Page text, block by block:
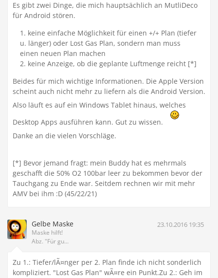
Es gibt zwei Dinge, die mich hauptsächlich an MutliDeco
für Android stören.
keine einfache Möglichkeit für einen +/+ Plan (tiefer
u. länger) oder Lost Gas Plan, sondern man muss
einen neuen Plan machen
keine Anzeige, ob die geplante Luftmenge reicht [*]
Beides für mich wichtige Informationen. Die Apple Version
scheint auch nicht mehr zu liefern als die Android Version.
Also läuft es auf ein Windows Tablet hinaus, welches
Desktop Apps ausführen kann. Gut zu wissen.
Danke an die vielen Vorschläge.
[*] Bevor jemand fragt: mein Buddy hat es mehrmals
geschafft die 50% O2 100bar leer zu bekommen bevor der
Tauchgang zu Ende war. Seitdem rechnen wir mit mehr
AMV bei ihm :D (45/22/21)
Gelbe Maske
Maske hilft!
Abz. "Für gu...
23.10.2016 19:35
Zu 1.: Tiefer/lÃ¤nger per 2. Plan finde ich nicht sonderlich
kompliziert. "Lost Gas Plan" wÃ¤re ein Punkt.Zu 2.: Geh im